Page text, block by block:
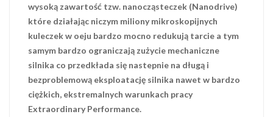
wysoką zawartość tzw. nanocząsteczek (Nanodrive)
które działając niczym miliony mikroskopijnych
kuleczek w oeju bardzo mocno redukują tarcie a tym
samym bardzo ograniczają zużycie mechaniczne
silnika co przedkłada się nastepnie na długą i
bezproblemową eksploatację silnika nawet w bardzo
ciężkich, ekstremalnych warunkach pracy
Extraordinary Performance.